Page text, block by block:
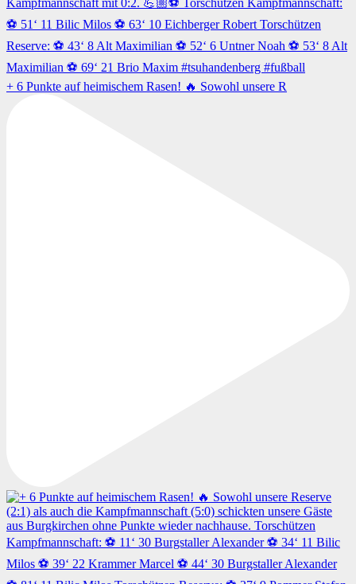
+ 6 Punkte auf heimischem Rasen! 🔥 Sowohl unsere R